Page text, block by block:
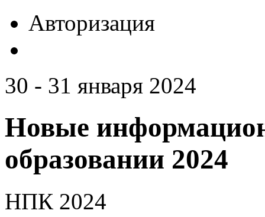
Авторизация
30 - 31 января 2024
Новые
образовании 2024
НПК 2024